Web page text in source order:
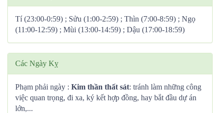
Tí (23:00-0:59) ; Sửu (1:00-2:59) ; Thìn (7:00-8:59) ; Ngọ
(11:00-12:59) ; Mùi (13:00-14:59) ; Dậu (17:00-18:59)
Các Ngày Kỵ
Phạm phải ngày : Kim thần thất sát: tránh làm những công
việc quan trọng, đi xa, ký kết hợp đồng, hay bắt đầu dự án
lớn,...